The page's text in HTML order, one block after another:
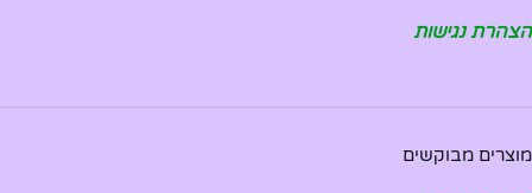
הצהרת נגישות
מוצרים מבוקשים